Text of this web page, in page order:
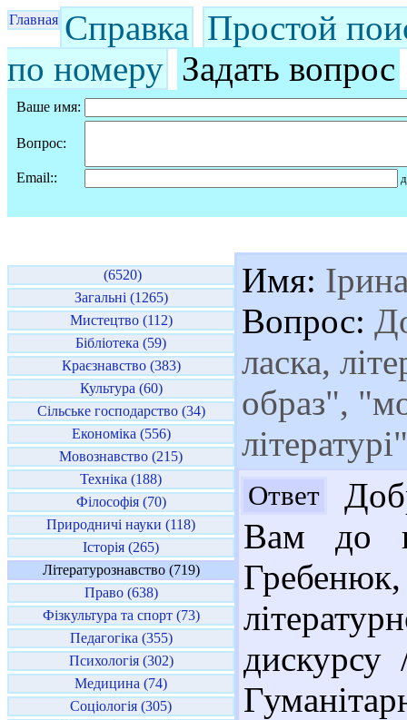
Главная Справка Простой
по номеру Задать вопрос
Ваше имя:
Вопрос:
Email::
(6520)
Загальні (1265)
Мистецтво (112)
Бібліотека (59)
Краєзнавство (383)
Культура (60)
Сільське господарство (34)
Економіка (556)
Мовознавство (215)
Техніка (188)
Філософія (70)
Природничі науки (118)
Історія (265)
Літературознавство (719)
Право (638)
Фізкультура та спорт (73)
Педагогіка (355)
Психологія (302)
Медицина (74)
Соціологія (305)
Имя:
Вопрос:
ласка,
образ",
Ответ
Вам до
дискурсу